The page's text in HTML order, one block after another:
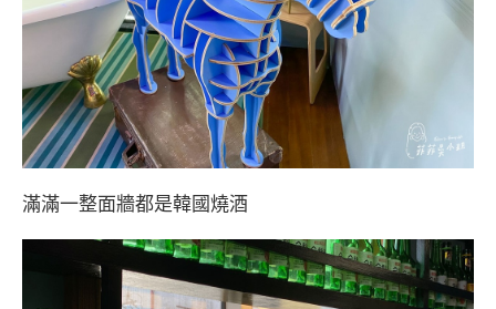
滿滿一整面牆都是韓國燒酒